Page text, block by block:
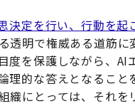
決定を行い、行動を起
透明で権威ある道筋
度を保護しながら、
理的な答えとなるこ
にとっては、それを